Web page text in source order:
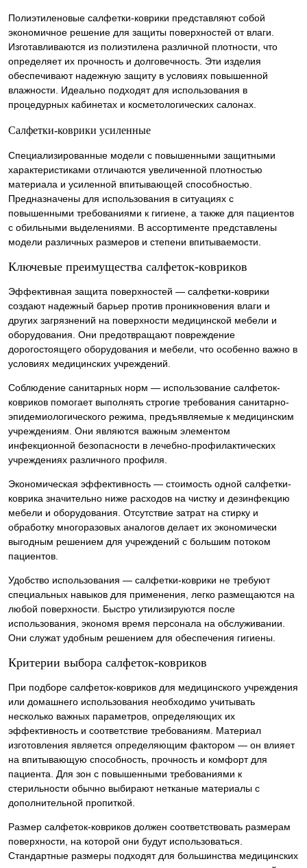
Полиэтиленовые салфетки-коврики представляют собой
экономичное решение для защиты поверхностей от влаги.
Изготавливаются из полиэтилена различной плотности, что
определяет их прочность и долговечность. Эти изделия
обеспечивают надежную защиту в условиях повышенной
влажности. Идеально подходят для использования в
процедурных кабинетах и косметологических салонах.
Салфетки-коврики усиленные
Специализированные модели с повышенными защитными
характеристиками отличаются увеличенной плотностью
материала и усиленной впитывающей способностью.
Предназначены для использования в ситуациях с
повышенными требованиями к гигиене, а также для пациентов
с обильными выделениями. В ассортименте представлены
модели различных размеров и степени впитываемости.
Ключевые преимущества салфеток-ковриков
Эффективная защита поверхностей — салфетки-коврики
создают надежный барьер против проникновения влаги и
других загрязнений на поверхности медицинской мебели и
оборудования. Они предотвращают повреждение
дорогостоящего оборудования и мебели, что особенно важно в
условиях медицинских учреждений.
Соблюдение санитарных норм — использование салфеток-
ковриков помогает выполнять строгие требования санитарно-
эпидемиологического режима, предъявляемые к медицинским
учреждениям. Они являются важным элементом
инфекционной безопасности в лечебно-профилактических
учреждениях различного профиля.
Экономическая эффективность — стоимость одной салфетки-
коврика значительно ниже расходов на чистку и дезинфекцию
мебели и оборудования. Отсутствие затрат на стирку и
обработку многоразовых аналогов делает их экономически
выгодным решением для учреждений с большим потоком
пациентов.
Удобство использования — салфетки-коврики не требуют
специальных навыков для применения, легко размещаются на
любой поверхности. Быстро утилизируются после
использования, экономя время персонала на обслуживании.
Они служат удобным решением для обеспечения гигиены.
Критерии выбора салфеток-ковриков
При подборе салфеток-ковриков для медицинского учреждения
или домашнего использования необходимо учитывать
несколько важных параметров, определяющих их
эффективность и соответствие требованиям. Материал
изготовления является определяющим фактором — он влияет
на впитывающую способность, прочность и комфорт для
пациента. Для зон с повышенными требованиями к
стерильности обычно выбирают нетканые материалы с
дополнительной пропиткой.
Размер салфеток-ковриков должен соответствовать размерам
поверхности, на которой они будут использоваться.
Стандартные размеры подходят для большинства медицинских